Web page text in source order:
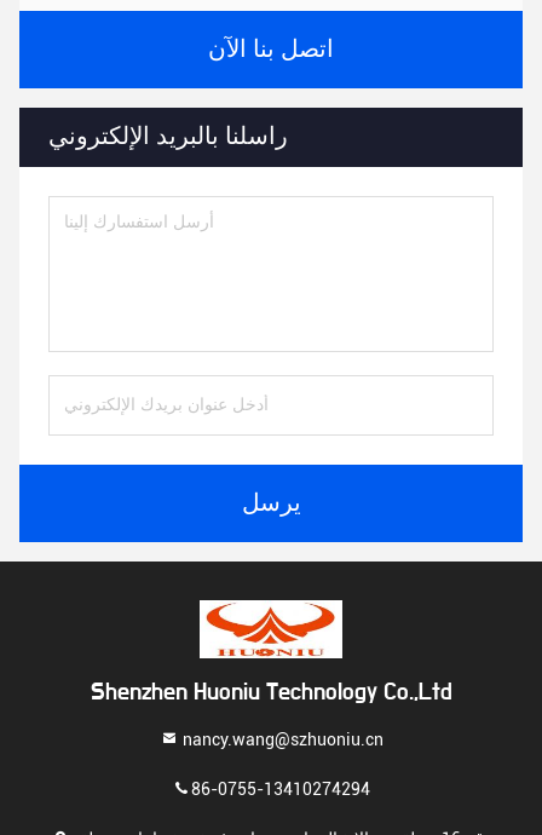
اتصل بنا الآن
راسلنا بالبريد الإلكتروني
يرسل
Shenzhen Huoniu Technology Co.,Ltd
nancy.wang@szhuoniu.cn
86-0755-13410274294